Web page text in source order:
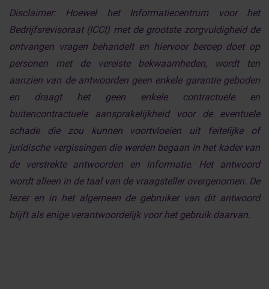
Disclaimer: Hoewel het Informatiecentrum voor het
Bedrijfsrevisoraat (ICCI) met de grootste zorgvuldigheid de
ontvangen vragen behandelt en hiervoor beroep doet op
personen met de vereiste bekwaamheden, wordt ten
aanzien van de antwoorden geen enkele garantie geboden
en draagt het geen enkele contractuele en
buitencontractuele aansprakelijkheid voor de eventuele
schade die zou kunnen voortvloeien uit feitelijke of
juridische vergissingen die werden begaan in het kader van
de verstrekte antwoorden en informatie. Het antwoord
wordt alleen in de taal van de vraagsteller overgenomen. De
lezer en in het algemeen de gebruiker van dit antwoord
blijft als enige verantwoordelijk voor het gebruik daarvan.